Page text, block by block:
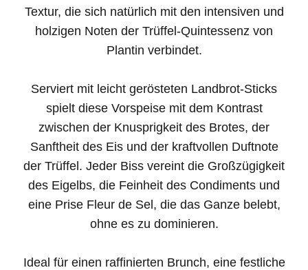
Textur, die sich natürlich mit den intensiven und
holzigen Noten der Trüffel-Quintessenz von
Plantin verbindet.
Serviert mit leicht gerösteten Landbrot-Sticks
spielt diese Vorspeise mit dem Kontrast
zwischen der Knusprigkeit des Brotes, der
Sanftheit des Eis und der kraftvollen Duftnote
der Trüffel. Jeder Biss vereint die Großzügigkeit
des Eigelbs, die Feinheit des Condiments und
eine Prise Fleur de Sel, die das Ganze belebt,
ohne es zu dominieren.
Ideal für einen raffinierten Brunch, eine festliche